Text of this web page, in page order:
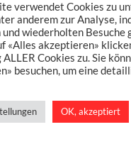
Lutz Strenger. Alle Rechte
ThemeGrill. Präsentiert von:
Erinnerungen an
Legenden in einem Konzert
Hochzeitssänger
verwendet Cookies zu
anderem zur Analyse,
und wiederholten Besuche
«Alles akzeptieren»
Cookies zu. Sie
besuchen, um eine
OK, akzeptiert